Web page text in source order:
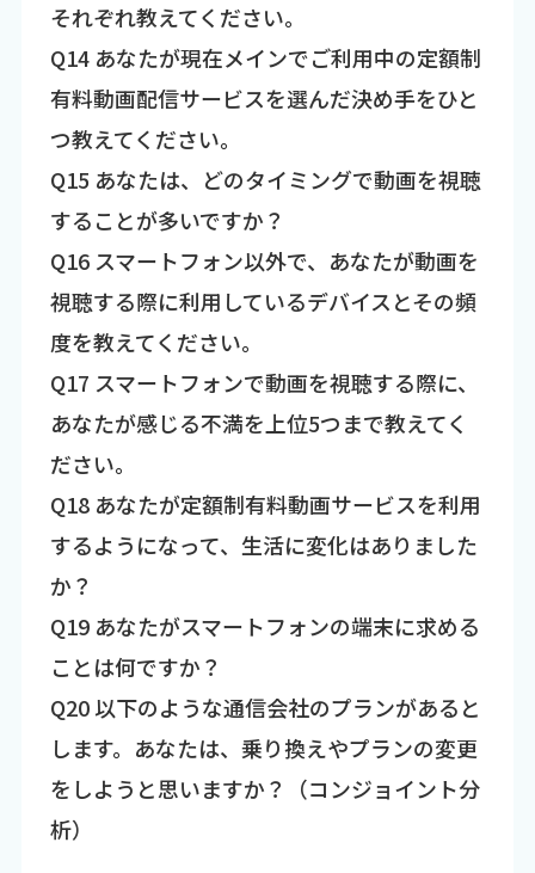
それぞれ教えてください。
Q14 あなたが現在メインでご利用中の定額制
有料動画配信サービスを選んだ決め手をひと
つ教えてください。
Q15 あなたは、どのタイミングで動画を視聴
することが多いですか？
Q16 スマートフォン以外で、あなたが動画を
視聴する際に利用しているデバイスとその頻
度を教えてください。
Q17 スマートフォンで動画を視聴する際に、
あなたが感じる不満を上位5つまで教えてく
ださい。
Q18 あなたが定額制有料動画サービスを利用
するようになって、生活に変化はありました
か？
Q19 あなたがスマートフォンの端末に求める
ことは何ですか？
Q20 以下のような通信会社のプランがあると
します。あなたは、乗り換えやプランの変更
をしようと思いますか？（コンジョイント分
析）